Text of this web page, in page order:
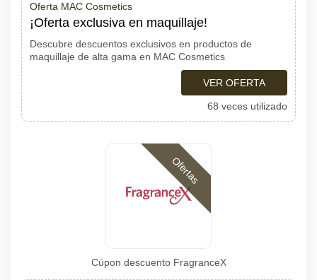
Oferta MAC Cosmetics
¡Oferta exclusiva en maquillaje!
Descubre descuentos exclusivos en productos de
maquillaje de alta gama en MAC Cosmetics
VER OFERTA
68 veces utilizado
Ofertas
Cúpon descuento FragranceX